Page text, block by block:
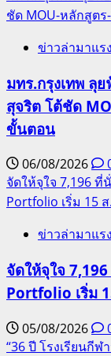
ชัด MOU-หลักสูต
ข่าวล่ามาแรง
มทร.กรุงเทพ ลุ
สุจริต โต้ชัด
ขั้นตอน
06/08/2026
จัดให้จุใจ 7,196 ที่
Portfolio เริ่ม 15
ข่าวล่ามาแรง
จัดให้จุใจ
Portfolio เริ่ม
05/08/2026
“36 ปี โรงเรียนกี